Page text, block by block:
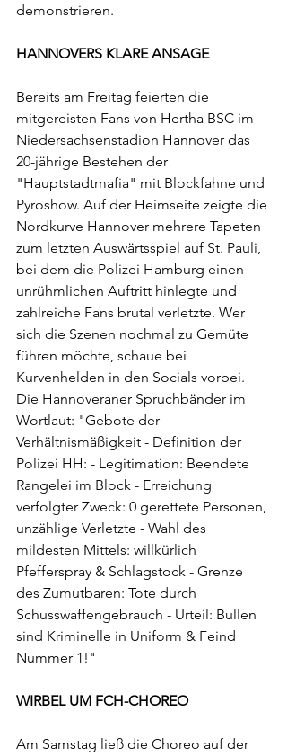
demonstrieren.
HANNOVERS KLARE ANSAGE
Bereits am Freitag feierten die
mitgereisten Fans von Hertha BSC im
Niedersachsenstadion Hannover das
20-jährige Bestehen der
"Hauptstadtmafia" mit Blockfahne und
Pyroshow. Auf der Heimseite zeigte die
Nordkurve Hannover mehrere Tapeten
zum letzten Auswärtsspiel auf St. Pauli,
bei dem die Polizei Hamburg einen
unrühmlichen Auftritt hinlegte und
zahlreiche Fans brutal verletzte. Wer
sich die Szenen nochmal zu Gemüte
führen möchte, schaue bei
Kurvenhelden in den Socials vorbei.
Die Hannoveraner Spruchbänder im
Wortlaut: "Gebote der
Verhältnismäßigkeit - Definition der
Polizei HH: - Legitimation: Beendete
Rangelei im Block - Erreichung
verfolgter Zweck: 0 gerettete Personen,
unzählige Verletzte - Wahl des
mildesten Mittels: willkürlich
Pfefferspray & Schlagstock - Grenze
des Zumutbaren: Tote durch
Schusswaffengebrauch - Urteil: Bullen
sind Kriminelle in Uniform & Feind
Nummer 1!"
WIRBEL UM FCH-CHOREO
Am Samstag ließ die Choreo auf der